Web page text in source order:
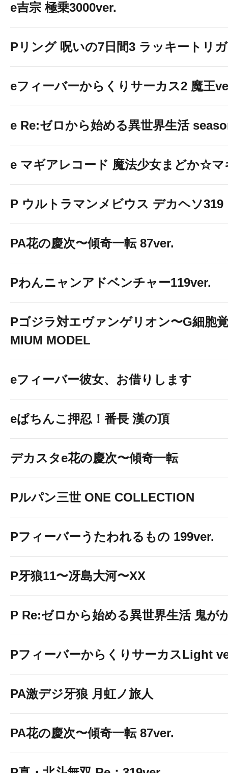
e吉宗 極乗3000ver.
Pリング 呪いの7日間3 ラッキートリ
eフィーバーからくりサーカス2 魔王
e Re:ゼロから始める異世界生活
e マギアレコード 魔法少女まどか☆マ
P ウルトラマンメビウス デカヘソ319
PA花の慶次〜傾奇一転 87ver.
Pわんニャンアドベンチャー119ver.
Pゴジラ対エヴァンゲリオン〜G細胞
MIUM MODEL
eフィーバー彼女、お借りします
eぱちんこ押忍！番長 漢の頂
デカスタe花の慶次〜傾奇一転
Pルパン三世 ONE COLLECTION
Pフィーバーうたわれるもの 199ver.
P牙狼11〜冴島大河〜XX
P Re:ゼロから始める異世界生活 鬼が
PフィーバーからくりサーカスLight
PA激デジ牙狼 月虹ノ旅人
PA花の慶次〜傾奇一転 87ver.